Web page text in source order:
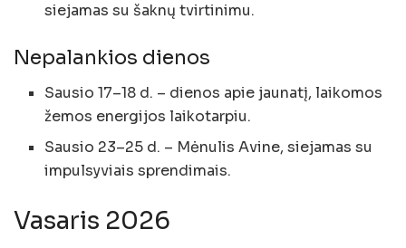
siejamas su šaknų tvirtinimu.
Nepalankios dienos
Sausio 17–18 d. – dienos apie jaunatį, laikomos
žemos energijos laikotarpiu.
Sausio 23–25 d. – Mėnulis Avine, siejamas su
impulsyviais sprendimais.
Vasaris 2026